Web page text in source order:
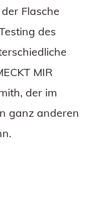
Flasche
des
MIR
der im
ganz anderen